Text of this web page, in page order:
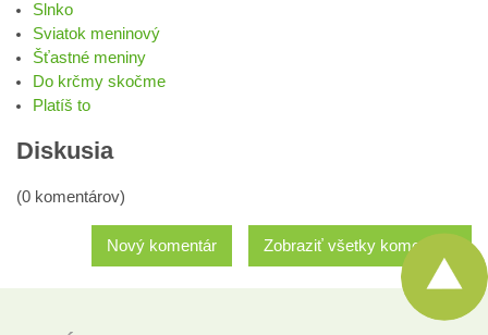
Slnko
Sviatok meninový
Šťastné meniny
Do krčmy skočme
Platíš to
Diskusia
(0 komentárov)
Zobraziť všetky komentáre
Nový komentár